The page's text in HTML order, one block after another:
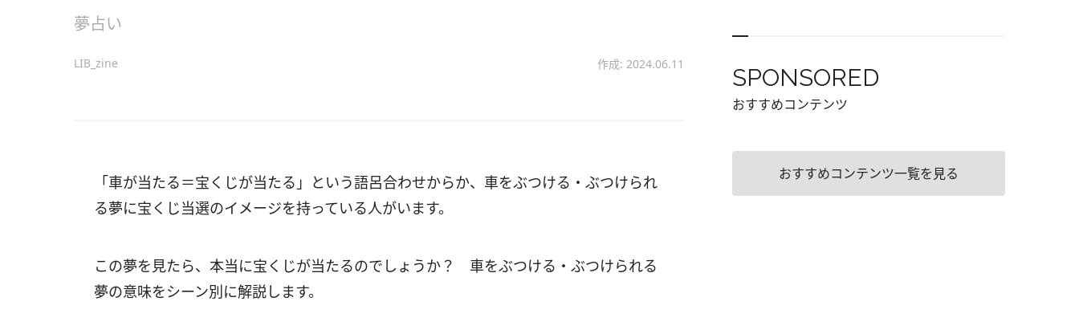
夢占い
LIB_zine 作成: 2024.06.11
「車が当たる＝宝くじが当たる」という語呂合わせからか、車をぶつける・ぶつけられ
る夢に宝くじ当選のイメージを持っている人がいます。
この夢を見たら、本当に宝くじが当たるのでしょうか？ 車をぶつける・ぶつけられる
夢の意味をシーン別に解説します。
SPONSORED
おすすめコンテンツ
おすすめコンテンツ一覧を見る